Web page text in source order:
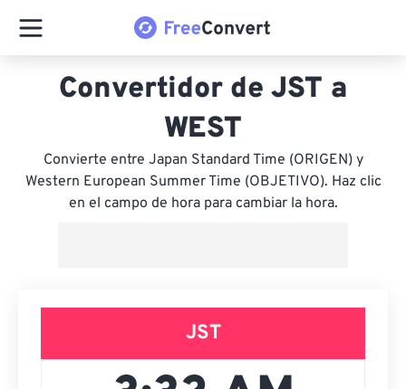
Convertidor de JST a
WEST
Convierte entre Japan Standard Time (ORIGEN) y
Western European Summer Time (OBJETIVO). Haz clic
en el campo de hora para cambiar la hora.
JST